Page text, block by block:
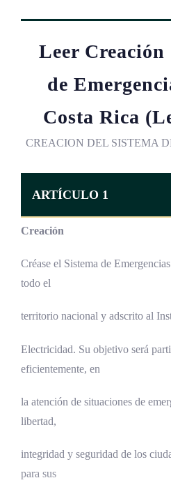
Leer Creación
de
Costa Rica
CREACION DEL SISTEMA
ARTÍCULO 1
Creación
Créase el Sistema de
todo el
territorio nacional y adscrito al
Electricidad. Su objetivo será
eficientemente, en
la atención de situaciones de
libertad,
integridad y seguridad de los
para sus